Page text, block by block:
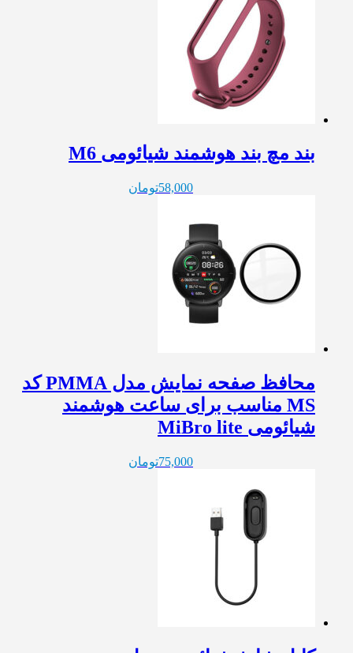
بند مچ بند هوشمند شیائومی M6
58,000تومان
محافظ صفحه نمایش مدل PMMA کد
MS مناسب برای ساعت هوشمند
شیائومی MiBro lite
75,000تومان